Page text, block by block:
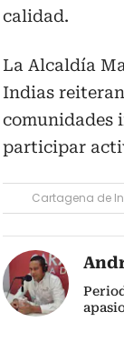
calidad.
La Alcaldía
Indias
comunidades
participar
Cartagena de